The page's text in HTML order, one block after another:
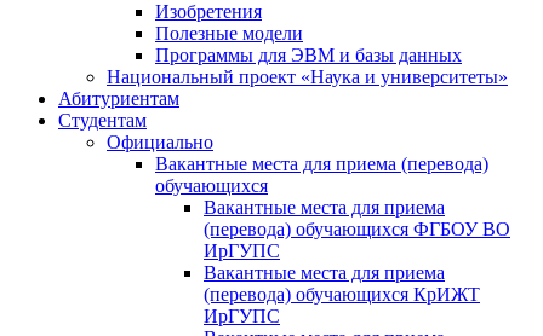
Изобретения
Полезные модели
Программы для ЭВМ и базы данных
Национальный проект «Наука и университеты»
Абитуриентам
Студентам
Официально
Вакантные места для приема (перевода)
обучающихся
Вакантные места для приема
(перевода) обучающихся ФГБОУ ВО
ИрГУПС
Вакантные места для приема
(перевода) обучающихся КрИЖТ
ИрГУПС